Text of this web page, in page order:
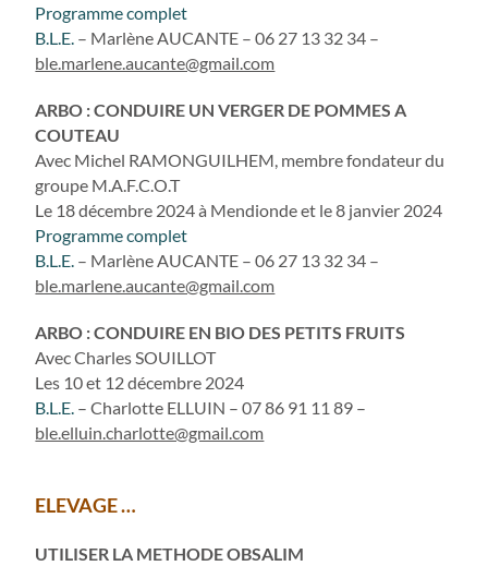
Programme complet
B.L.E. – Marlène AUCANTE – 06 27 13 32 34 –
ble.marlene.aucante@gmail.com
ARBO : CONDUIRE UN VERGER DE POMMES A
COUTEAU
Avec Michel RAMONGUILHEM, membre fondateur du
groupe M.A.F.C.O.T
Le 18 décembre 2024 à Mendionde et le 8 janvier 2024
Programme complet
B.L.E. – Marlène AUCANTE – 06 27 13 32 34 –
ble.marlene.aucante@gmail.com
ARBO : CONDUIRE EN BIO DES PETITS FRUITS
Avec Charles SOUILLOT
Les 10 et 12 décembre 2024
B.L.E. – Charlotte ELLUIN – 07 86 91 11 89 –
ble.elluin.charlotte@gmail.com
ELEVAGE …
UTILISER LA METHODE OBSALIM